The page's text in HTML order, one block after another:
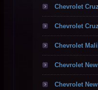
Chevrolet
Chevrolet
Chevrolet
Chevrolet
Chevrolet